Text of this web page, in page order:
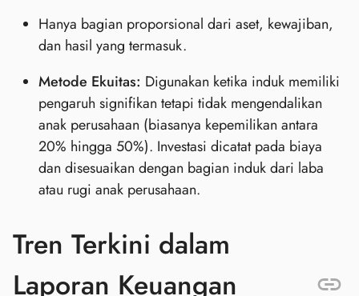
Hanya bagian proporsional dari aset, kewajiban,
dan hasil yang termasuk.
Metode Ekuitas: Digunakan ketika induk memiliki
pengaruh signifikan tetapi tidak mengendalikan
anak perusahaan (biasanya kepemilikan antara
20% hingga 50%). Investasi dicatat pada biaya
dan disesuaikan dengan bagian induk dari laba
atau rugi anak perusahaan.
Tren Terkini dalam
Laporan Keuangan